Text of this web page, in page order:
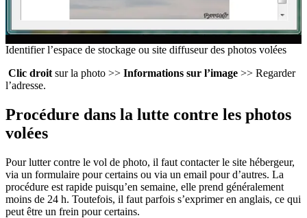
Identifier l’espace de stockage ou site diffuseur des photos volées
Clic droit sur la photo >> Informations sur l’image >> Regarder
l’adresse.
Procédure dans la lutte contre les photos
volées
Pour lutter contre le vol de photo, il faut contacter le site hébergeur,
via un formulaire pour certains ou via un email pour d’autres. La
procédure est rapide puisqu’en semaine, elle prend généralement
moins de 24 h. Toutefois, il faut parfois s’exprimer en anglais, ce qui
peut être un frein pour certains.